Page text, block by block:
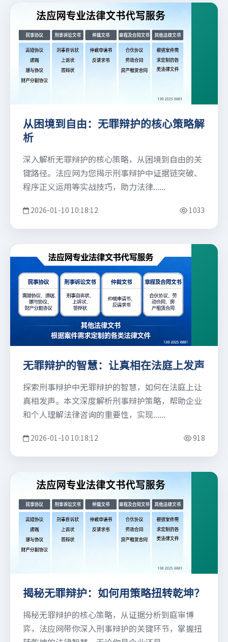
从困境到自由：无罪辩护的核心策略解
析
深入解析无罪辩护的核心策略，从困境到自由的关
键路径。法应网为您揭示刑事辩护中证据链突破、
程序正义运用等实战技巧，助力法律......
2026-01-10 10:18:12 1033
无罪辩护的智慧：让真相在法庭上发声
探索刑事辩护中无罪辩护的智慧，如何在法庭上让
真相发声。本文深度解析刑事辩护策略，帮助企业
和个人理解法律咨询的重要性，实现......
2026-01-10 10:18:12 918
揭秘无罪辩护：如何用策略扭转乾坤？
揭秘无罪辩护的核心策略，从证据分析到庭审博
弈，法应网带你深入刑事辩护的关键环节，掌握扭